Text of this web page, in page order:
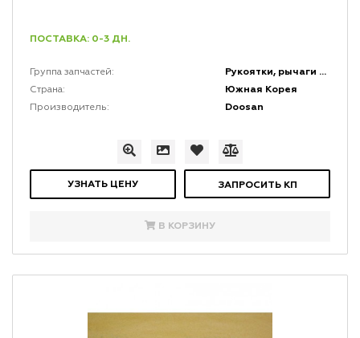
ПОСТАВКА: 0-3 ДН.
Группа запчастей: Рукоятки, рычаги и набалдашники
Страна: Южная Корея
Производитель: Doosan
УЗНАТЬ ЦЕНУ ЗАПРОСИТЬ КП
В КОРЗИНУ